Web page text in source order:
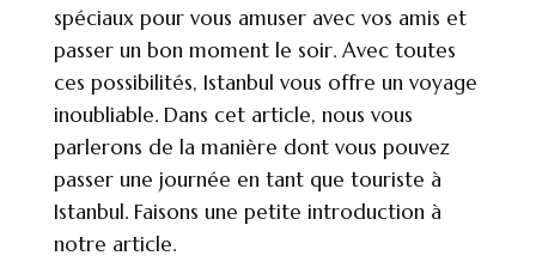
spéciaux pour vous amuser avec vos amis et
passer un bon moment le soir. Avec toutes
ces possibilités, Istanbul vous offre un voyage
inoubliable. Dans cet article, nous vous
parlerons de la manière dont vous pouvez
passer une journée en tant que touriste à
Istanbul. Faisons une petite introduction à
notre article.